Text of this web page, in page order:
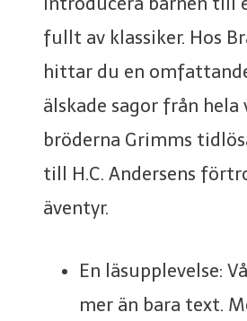
fullt av klassiker. Hos
hittar du en
älskade sagor från hela
bröderna Grimms
till H.C. Andersens
äventyr.
En läsupplevelse:
mer än bara text.